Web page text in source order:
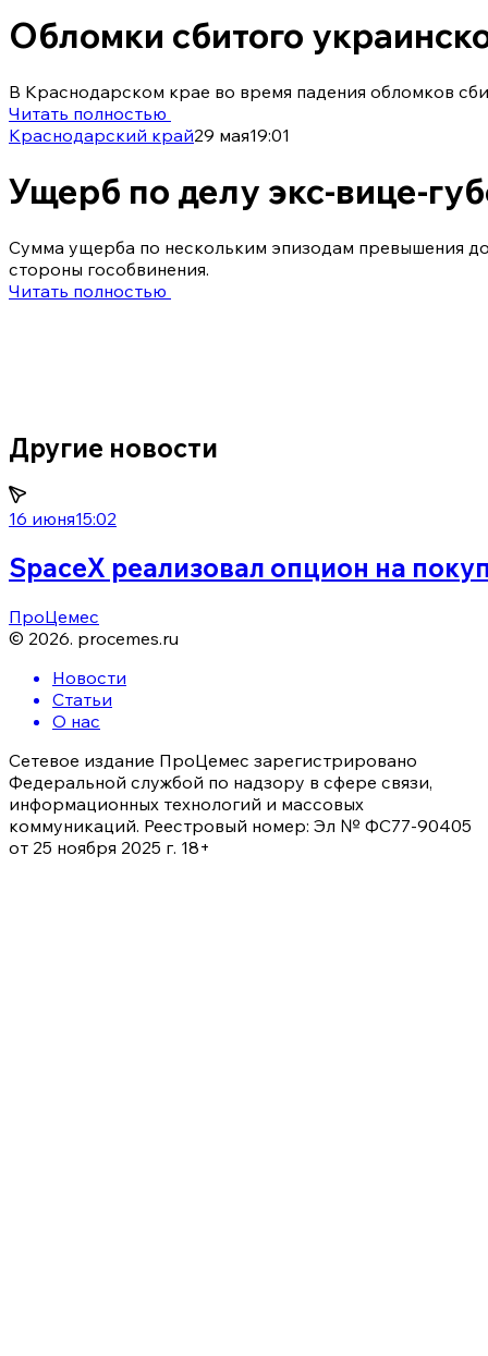
Другие новости
16 июня15:02
SpaceX реализовал опцион на
Обломки сбитого
В Краснодарском крае во время падения обломков
Читать полностью
Краснодарский край29 мая19:01
Ущерб по делу экс-вице-
Сумма ущерба по нескольким эпизодам превышения
стороны гособвинения.
Читать полностью
ПроЦемес
© 2026. procemes.ru
Новости
Статьи
О нас
Сетевое издание ПроЦемес зарегистрировано
Федеральной службой по надзору в сфере связи,
информационных технологий и массовых
коммуникаций. Реестровый номер: Эл № ФС77-90405
от 25 ноября 2025 г. 18+